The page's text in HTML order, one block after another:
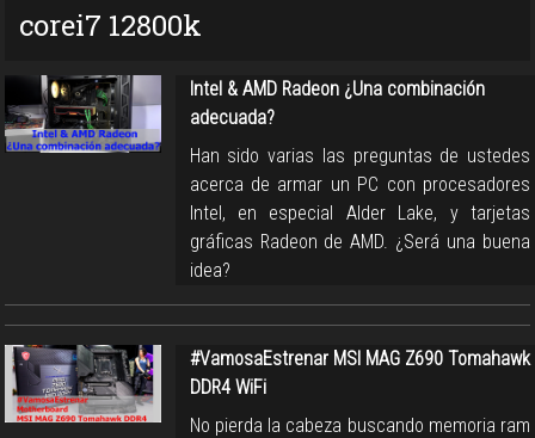
corei7 12800k
Intel & AMD Radeon ¿Una combinación
adecuada?
Han sido varias las preguntas de ustedes
acerca de armar un PC con procesadores
Intel, en especial Alder Lake, y tarjetas
gráficas Radeon de AMD. ¿Será una buena
idea?
#VamosaEstrenar MSI MAG Z690 Tomahawk
DDR4 WiFi
No pierda la cabeza buscando memoria ram